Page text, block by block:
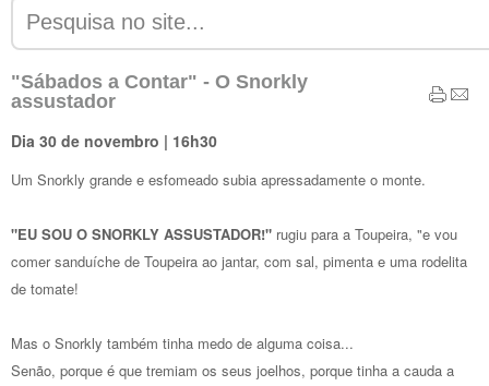
"Sábados a Contar" - O Snorkly
assustador
Dia 30 de novembro | 16h30
Um Snorkly grande e esfomeado subia apressadamente o monte.
"EU SOU O SNORKLY ASSUSTADOR!" rugiu para a Toupeira, "e vou
comer sanduíche de Toupeira ao jantar, com sal, pimenta e uma rodelita
de tomate!
Mas o Snorkly também tinha medo de alguma coisa...
Senão, porque é que tremiam os seus joelhos, porque tinha a cauda a